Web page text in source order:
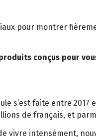
pour montrer
conçus pour
s’est faite entre
de français, et
vivre intensément,